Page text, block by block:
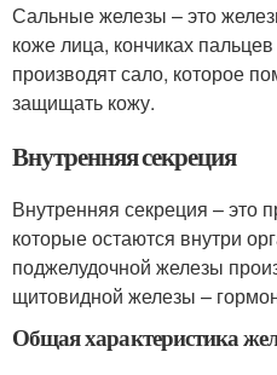
Сальные железы – это
коже лица, кончиках
производят сало, которое
защищать кожу.
Внутренняя секреция
Внутренняя секреция – это
которые остаются внутри
поджелудочной железы
щитовидной железы –
Общая характеристика